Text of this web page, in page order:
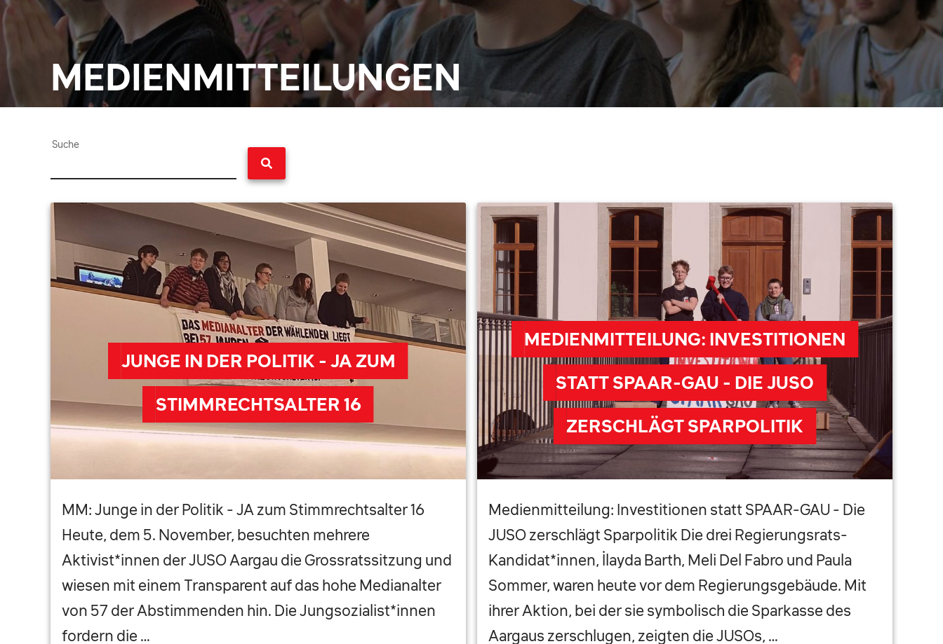
MEDIENMITTEILUNGEN
Suche
JUNGE IN DER POLITIK - JA ZUM
STIMMRECHTSALTER 16
MM: Junge in der Politik - JA zum Stimmrechtsalter 16
Heute, dem 5. November, besuchten mehrere
Aktivist*innen der JUSO Aargau die Grossratssitzung und
wiesen mit einem Transparent auf das hohe Medianalter
von 57 der Abstimmenden hin. Die Jungsozialist*innen
fordern die …
MEDIENMITTEILUNG: INVESTITIONEN
STATT SPAAR-GAU - DIE JUSO
ZERSCHLÄGT SPARPOLITIK
Medienmitteilung: Investitionen statt SPAAR-GAU - Die
JUSO zerschlägt Sparpolitik Die drei Regierungsrats-
Kandidat*innen, İlayda Barth, Meli Del Fabro und Paula
Sommer, waren heute vor dem Regierungsgebäude. Mit
ihrer Aktion, bei der sie symbolisch die Sparkasse des
Aargaus zerschlugen, zeigten die JUSOs, …